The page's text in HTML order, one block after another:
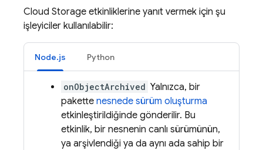
Cloud Storage etkinliklerine yanıt vermek için şu
işleyiciler kullanılabilir:
Node.js Python
onObjectArchived Yalnızca, bir
pakette nesnede sürüm oluşturma
etkinleştirildiğinde gönderilir. Bu
etkinlik, bir nesnenin canlı sürümünün,
ya arşivlendiği ya da aynı ada sahip bir